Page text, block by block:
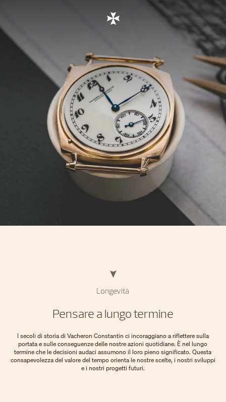
Longevità
Pensare a lungo termine
I secoli di storia di Vacheron Constantin ci incoraggiano a riflettere sulla
portata e sulle conseguenze delle nostre azioni quotidiane. È nel lungo
termine che le decisioni audaci assumono il loro pieno significato. Questa
consapevolezza del valore del tempo orienta le nostre scelte, i nostri sviluppi
e i nostri progetti futuri.